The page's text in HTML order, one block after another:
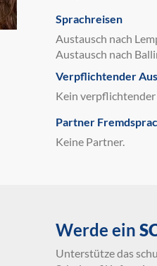
Sprachreisen
Austausch nach
Austausch nach
Verpflichtender
Kein
Partner
Keine Partner.
Werde ein
Unterstütze das